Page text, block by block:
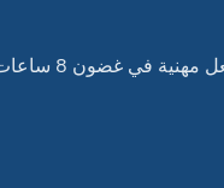
في غضون 8 ساعات |